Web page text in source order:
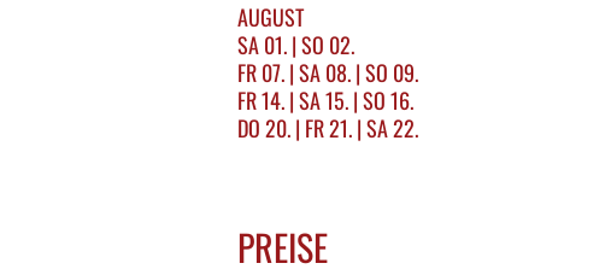
AUGUST
SA 01. | SO 02.
FR 07. | SA 08. | SO 09.
FR 14. | SA 15.| SO 16.
DO 20. | FR 21. | SA 22.
PREISE